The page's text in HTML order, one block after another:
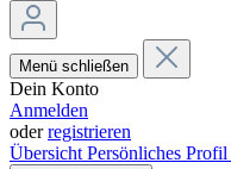
Menü schließen
Dein Konto
Anmelden
oderregistrieren
Übersicht Persönliches Profil